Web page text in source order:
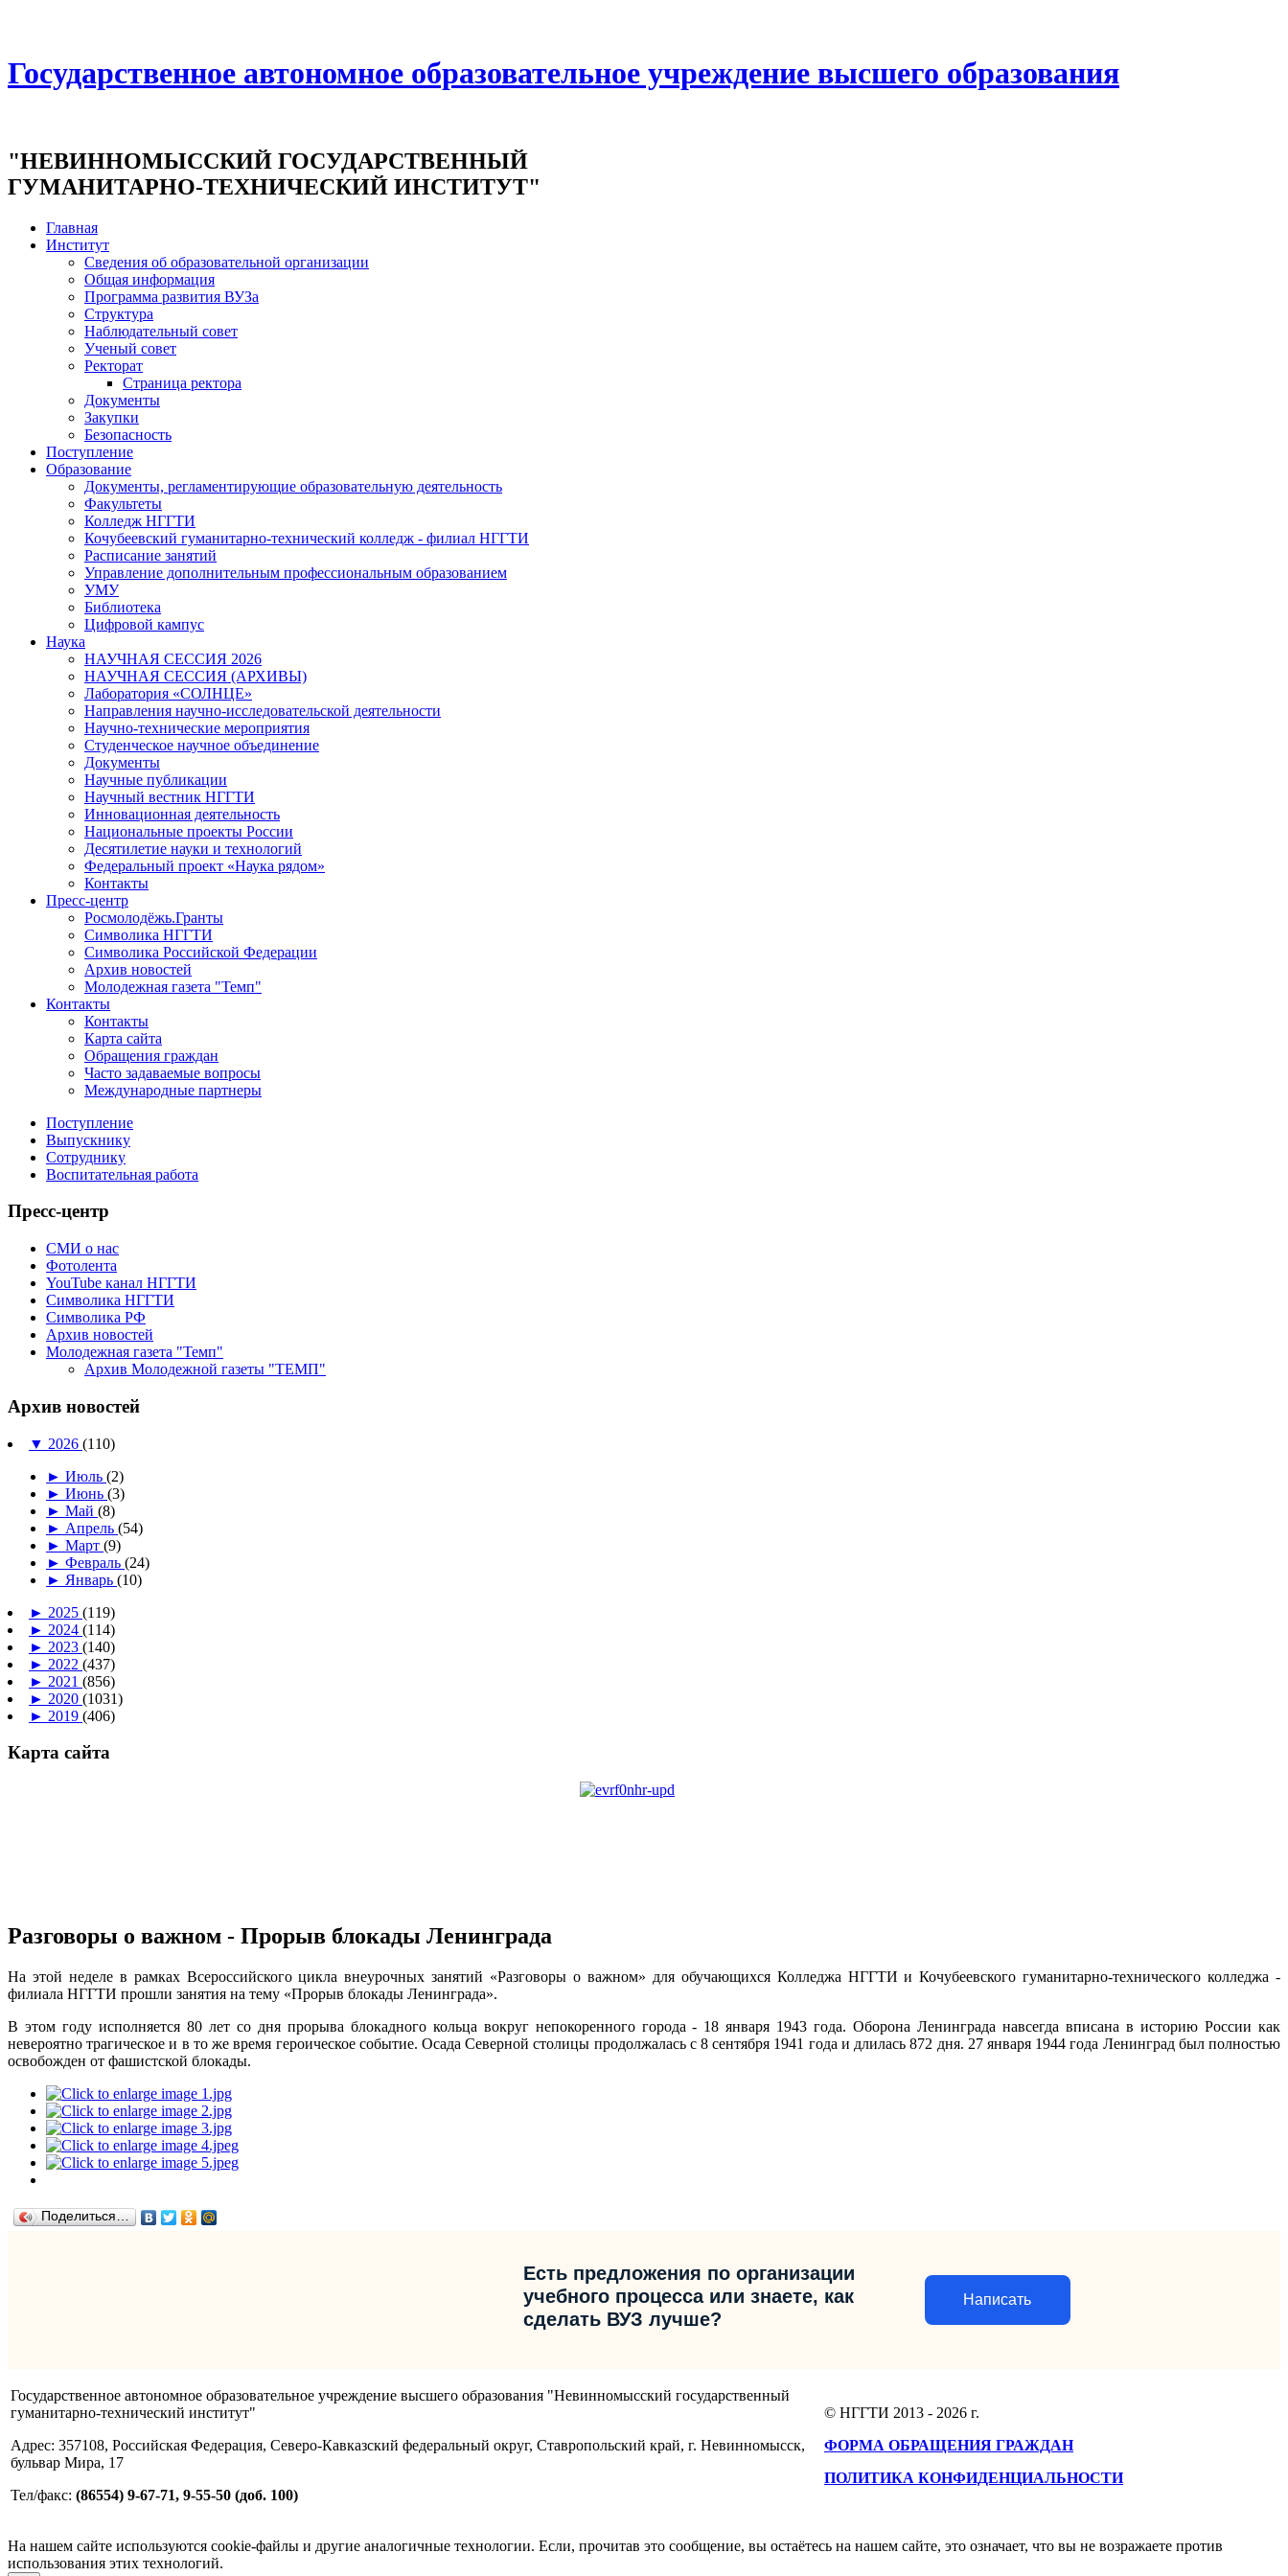
Государственное автономное образовательное учреждение высшего образования
"НЕВИННОМЫССКИЙ ГОСУДАРСТВЕННЫЙ
ГУМАНИТАРНО-ТЕХНИЧЕСКИЙ ИНСТИТУТ"
Главная
Институт
Сведения об образовательной организации
Общая информация
Программа развития ВУЗа
Структура
Наблюдательный совет
Ученый совет
Ректорат
Страница ректора
Документы
Закупки
Безопасность
Поступление
Образование
Документы, регламентирующие образовательную деятельность
Факультеты
Колледж НГГТИ
Кочубеевский гуманитарно-технический колледж - филиал НГГТИ
Расписание занятий
Управление дополнительным профессиональным образованием
УМУ
Библиотека
Цифровой кампус
Наука
НАУЧНАЯ СЕССИЯ 2026
НАУЧНАЯ СЕССИЯ (АРХИВЫ)
Лаборатория «СОЛНЦЕ»
Направления научно-исследовательской деятельности
Научно-технические мероприятия
Студенческое научное объединение
Документы
Научные публикации
Научный вестник НГГТИ
Инновационная деятельность
Национальные проекты России
Десятилетие науки и технологий
Федеральный проект «Наука рядом»
Контакты
Пресс-центр
Росмолодёжь.Гранты
Символика НГГТИ
Символика Российской Федерации
Архив новостей
Молодежная газета "Темп"
Контакты
Контакты
Карта сайта
Обращения граждан
Часто задаваемые вопросы
Международные партнеры
Поступление
Выпускнику
Сотруднику
Воспитательная работа
Пресс-центр
СМИ о нас
Фотолента
YouTube канал НГГТИ
Символика НГГТИ
Символика РФ
Архив новостей
Молодежная газета "Темп"
Архив Молодежной газеты "ТЕМП"
Архив новостей
▼ 2026 (110)
► Июль (2)
► Июнь (3)
► Май (8)
► Апрель (54)
► Март (9)
► Февраль (24)
► Январь (10)
► 2025 (119)
► 2024 (114)
► 2023 (140)
► 2022 (437)
► 2021 (856)
► 2020 (1031)
► 2019 (406)
Карта сайта
Разговоры о важном - Прорыв блокады Ленинграда
На этой неделе в рамках Всероссийского цикла внеурочных занятий «Разговоры о важном» для обучающихся Колледжа НГГТИ и Кочубеевского гуманитарно-технического колледжа -
филиала НГГТИ прошли занятия на тему «Прорыв блокады Ленинграда».
В этом году исполняется 80 лет со дня прорыва блокадного кольца вокруг непокоренного города - 18 января 1943 года. Оборона Ленинграда навсегда вписана в историю России как
невероятно трагическое и в то же время героическое событие. Осада Северной столицы продолжалась с 8 сентября 1941 года и длилась 872 дня. 27 января 1944 года Ленинград был полностью
освобожден от фашистской блокады.
Поделиться…
Есть предложения по организации
учебного процесса или знаете, как
сделать ВУЗ лучше?
Написать
Государственное автономное образовательное учреждение высшего образования "Невинномысский государственный
гуманитарно-технический институт"
Адрес: 357108, Российская Федерация, Северо-Кавказский федеральный округ, Ставропольский край, г. Невинномысск,
бульвар Мира, 17
Тел/факс: (86554) 9-67-71, 9-55-50 (доб. 100)
© НГГТИ 2013 - 2026 г.
ФОРМА ОБРАЩЕНИЯ ГРАЖДАН
ПОЛИТИКА КОНФИДЕНЦИАЛЬНОСТИ
На нашем сайте используются cookie-файлы и другие аналогичные технологии. Если, прочитав это сообщение, вы остаётесь на нашем сайте, это означает, что вы не возражаете против
использования этих технологий.